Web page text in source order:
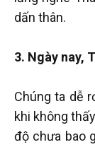
dấn thân.
3. Ngày nay,
Chúng ta dễ
khi không
độ chưa bao